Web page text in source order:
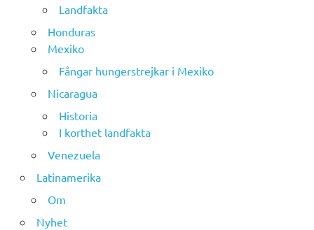
Landfakta
Honduras
Mexiko
Fångar hungerstrejkar i Mexiko
Nicaragua
Historia
I korthet landfakta
Venezuela
Latinamerika
Om
Nyhet